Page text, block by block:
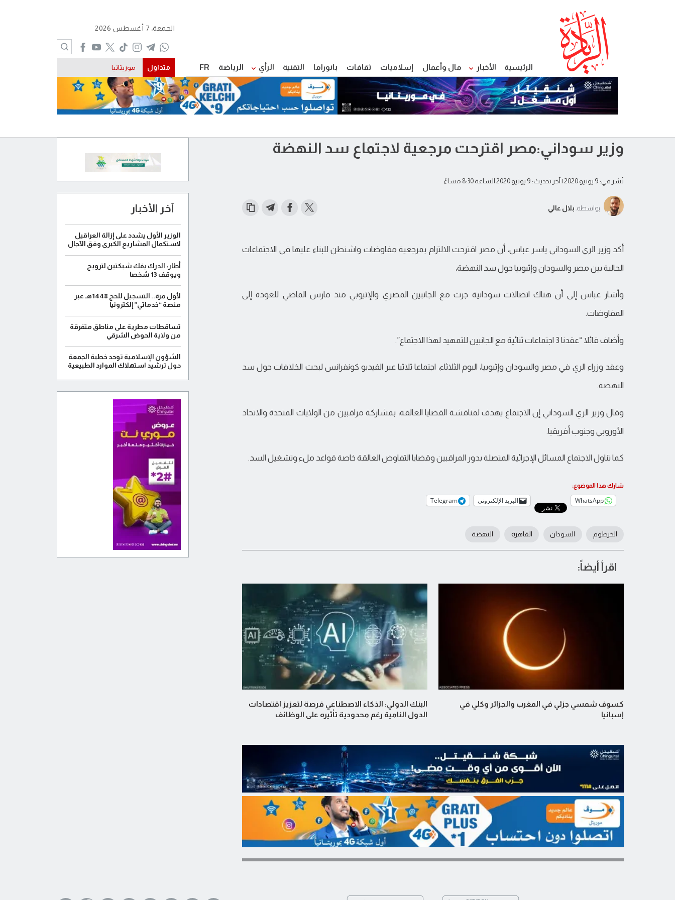
الرئيسية الأخبار مال وأعمال إسلاميات ثقافات بانوراما التقنية الرأي الرياضة FR
الجمعة، 7 أغسطس 2026
متداول موريتانيا
وزير سوداني:مصر اقترحت مرجعية لاجتماع سد النهضة
نُشر في: 9 يونيو 2020 | آخر تحديث: 9 يونيو 2020 الساعة 8:30 مساءً
بواسطة: بلال عالي
أكد وزير الري السوداني ياسر عباس، أن مصر اقترحت الالتزام بمرجعية مفاوضات واشنطن للبناء عليها في الاجتماعات
الحالية بين مصر والسودان وإثيوبيا حول سد النهضة،
وأشار عباس إلى أن هناك اتصالات سودانية جرت مع الجانبين المصري والإثيوبي منذ مارس الماضي للعودة إلى
المفاوضات.
وأضاف قائلا “عقدنا 3 اجتماعات ثنائية مع الجانبين للتمهيد لهذا الاجتماع”.
وعقد وزراء الري في مصر والسودان وإثيوبيا، اليوم الثلاثاء، اجتماعا ثلاثيا عبر الفيديو كونفرانس لبحث الخلافات حول سد
النهضة.
وقال وزير الري السوداني إن الاجتماع يهدف لمناقشة القضايا العالقة، بمشاركة مراقبين من الولايات المتحدة والاتحاد
الأوروبي وجنوب أفريقيا.
كما تناول الاجتماع المسائل الإجرائية المتصلة بدور المراقبين وقضايا التفاوض العالقة خاصة قواعد ملء وتشغيل السد.
شارك هذا الموضوع:
WhatsApp البريد الإلكتروني Telegram
الخرطوم السودان القاهرة النهضة
اقرأ أيضاً:
كسوف شمسي جزئي في المغرب والجزائر وكلي في
إسبانيا
البنك الدولي: الذكاء الاصطناعي فرصة لتعزيز اقتصادات
الدول النامية رغم محدودية تأثيره على الوظائف
آخر الأخبار
الوزير الأول يشدد على إزالة العراقيل
لاستكمال المشاريع الكبرى وفق الآجال
أطار: الدرك يفك شبكتين لترويج
ويوقف 13 شخصا
لأول مرة.. التسجيل للحج 1448هـ عبر
منصة “خدماتي” إلكترونيا
تساقطات مطرية على مناطق متفرقة
من ولاية الحوض الشرقي
الشؤون الإسلامية توحد خطبة الجمعة
حول ترشيد استهلاك الموارد الطبيعية